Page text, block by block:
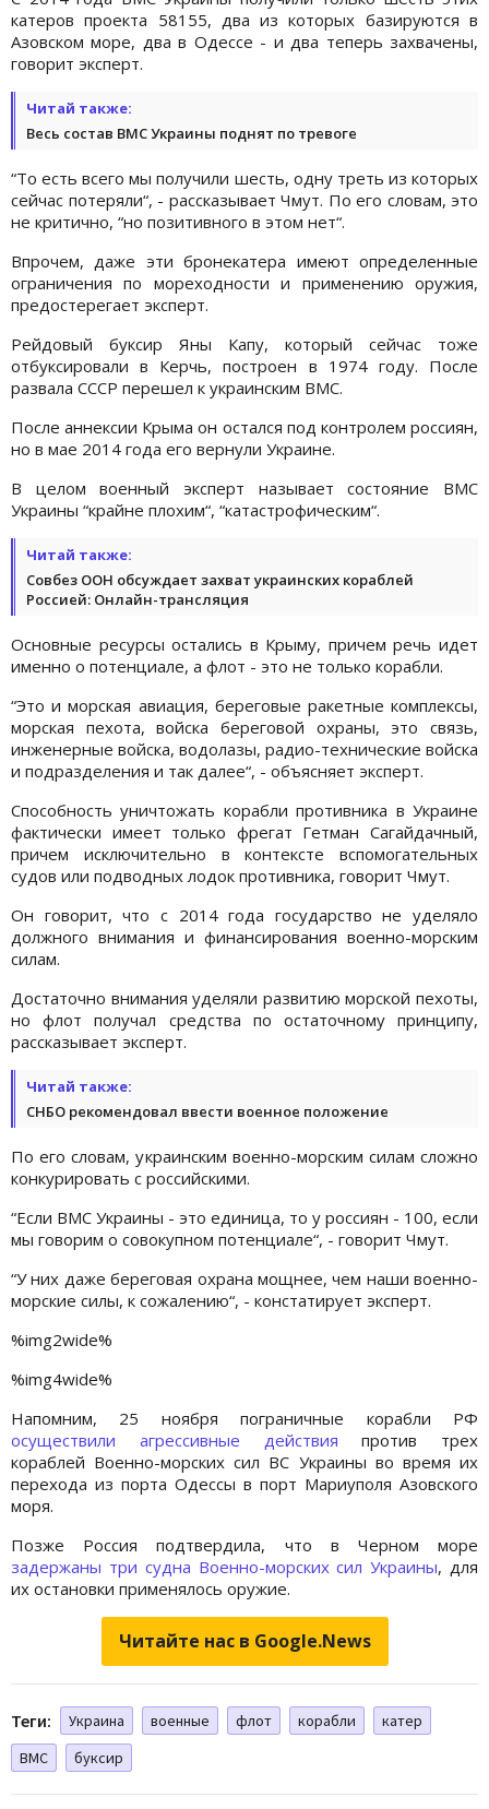
катеров проекта 58155, два из которых базируются в
Азовском море, два в Одессе - и два теперь захвачены,
говорит эксперт.
Читай также:
Весь состав ВМС Украины поднят по тревоге
“То есть всего мы получили шесть, одну треть из которых
сейчас потеряли“, - рассказывает Чмут. По его словам, это
не критично, “но позитивного в этом нет“.
Впрочем, даже эти бронекатера имеют определенные
ограничения по мореходности и применению оружия,
предостерегает эксперт.
Рейдовый буксир Яны Капу, который сейчас тоже
отбуксировали в Керчь, построен в 1974 году. После
развала СССР перешел к украинским ВМС.
После аннексии Крыма он остался под контролем россиян,
но в мае 2014 года его вернули Украине.
В целом военный эксперт называет состояние ВМС
Украины “крайне плохим“, “катастрофическим“.
Читай также:
Совбез ООН обсуждает захват украинских кораблей
Россией: Онлайн-трансляция
Основные ресурсы остались в Крыму, причем речь идет
именно о потенциале, а флот - это не только корабли.
“Это и морская авиация, береговые ракетные комплексы,
морская пехота, войска береговой охраны, это связь,
инженерные войска, водолазы, радио-технические войска
и подразделения и так далее“, - объясняет эксперт.
Способность уничтожать корабли противника в Украине
фактически имеет только фрегат Гетман Сагайдачный,
причем исключительно в контексте вспомогательных
судов или подводных лодок противника, говорит Чмут.
Он говорит, что с 2014 года государство не уделяло
должного внимания и финансирования военно-морским
силам.
Достаточно внимания уделяли развитию морской пехоты,
но флот получал средства по остаточному принципу,
рассказывает эксперт.
Читай также:
СНБО рекомендовал ввести военное положение
По его словам, украинским военно-морским силам сложно
конкурировать с российскими.
“Если ВМС Украины - это единица, то у россиян - 100, если
мы говорим о совокупном потенциале“, - говорит Чмут.
“У них даже береговая охрана мощнее, чем наши военно-
морские силы, к сожалению“, - констатирует эксперт.
%img2wide%
%img4wide%
Напомним, 25 ноября пограничные корабли РФ
осуществили агрессивные действия против трех
кораблей Военно-морских сил ВС Украины во время их
перехода из порта Одессы в порт Мариуполя Азовского
моря.
Позже Россия подтвердила, что в Черном море
задержаны три судна Военно-морских сил Украины, для
их остановки применялось оружие.
Читайте нас в Google.News
Теги: Украина военные флот корабли
катер
ВМС
буксир